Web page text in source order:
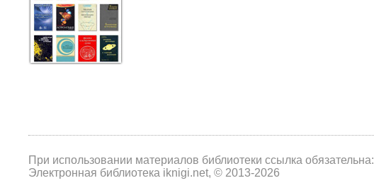
При использовании материалов библиотеки ссылка обязательна:
Электронная библиотека iknigi.net, © 2013-2026